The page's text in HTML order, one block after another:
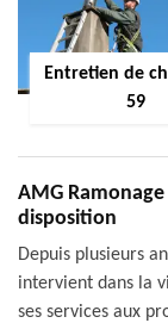
Entretien de
59
AMG
disposition
Depuis plusieurs
intervient dans la
ses services aux